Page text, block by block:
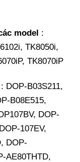
model :
TK8050i,
TK8070iP
: DOP-B03S211,
B08E515,
DOP-
107EV,
DOP-
AE80THTD,